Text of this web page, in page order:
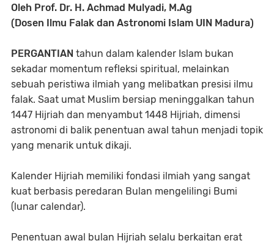
Oleh Prof. Dr. H. Achmad Mulyadi, M.Ag
(Dosen Ilmu Falak dan Astronomi Islam UIN Madura)
PERGANTIAN tahun dalam kalender Islam bukan
sekadar momentum refleksi spiritual, melainkan
sebuah peristiwa ilmiah yang melibatkan presisi ilmu
falak. Saat umat Muslim bersiap meninggalkan tahun
1447 Hijriah dan menyambut 1448 Hijriah, dimensi
astronomi di balik penentuan awal tahun menjadi topik
yang menarik untuk dikaji.
Kalender Hijriah memiliki fondasi ilmiah yang sangat
kuat berbasis peredaran Bulan mengelilingi Bumi
(lunar calendar).
Penentuan awal bulan Hijriah selalu berkaitan erat